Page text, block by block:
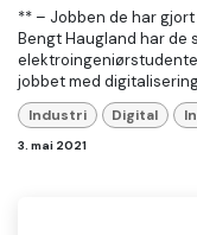
** – Jobben de har
Bengt Haugland har de
jobbet med
Industri Digital
3. mai 2021